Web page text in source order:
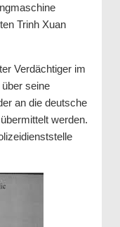
Trinh Xuan
Verdächtiger im
seine
an die deutsche
werden.